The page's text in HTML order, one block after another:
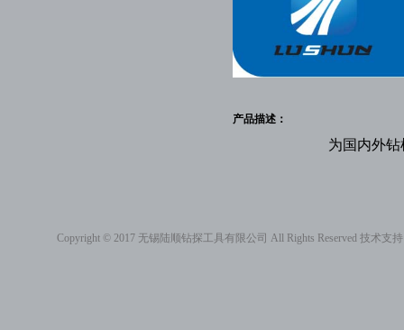
产品描述：
为国内外
Copyright © 2017 无锡陆顺钻探工具有限公司 All Rights Reserved 技术支